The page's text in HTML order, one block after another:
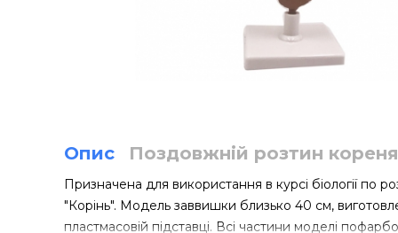
Опис Поздовжній розтин
Призначена для використання в курсі біології по
"Корінь". Модель заввишки близько 40 см,
пластмасовій підставці. Всі частини моделі